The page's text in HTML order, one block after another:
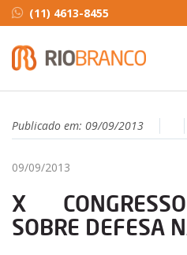
(11) 4613-8455
Publicado em: 09/09/2013
09/09/2013
X
SOBRE DEFESA